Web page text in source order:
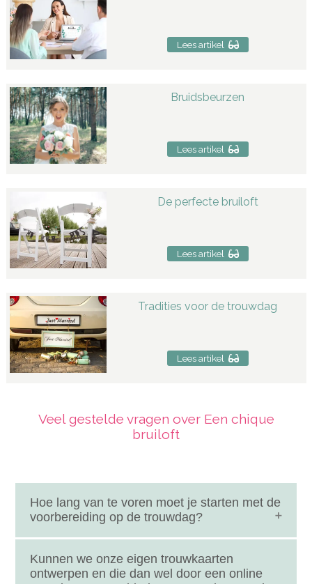
Lees artikel
Bruidsbeurzen
Lees artikel
De perfecte bruiloft
Lees artikel
Tradities voor de trouwdag
Lees artikel
Veel gestelde vragen over Een chique
bruiloft
Hoe lang van te voren moet je starten met de
voorbereiding op de trouwdag?
hoe uitgebreid jullie trouwdag er uit gaat zien. 12 tot
14 maanden is op zich prima, maar als je geen risico's
Kunnen we onze eigen trouwkaarten
ontwerpen en die dan wel door een online